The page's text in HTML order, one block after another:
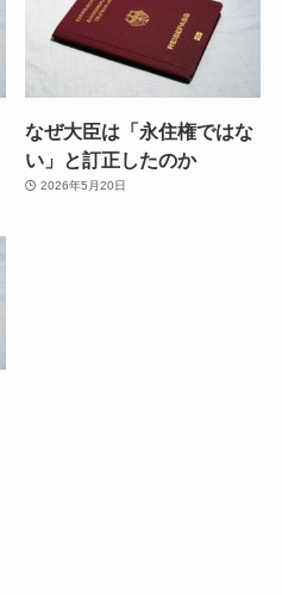
なぜ大臣は「永住権ではな
い」と訂正したのか
2026年5月20日